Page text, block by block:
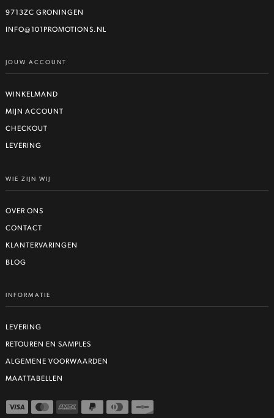
9713ZC GRONINGEN
INFO@101PROMOTIONS.NL
JOUW ACCOUNT
WINKELMAND
MIJN ACCOUNT
CHECKOUT
LEVERING
WIE ZIJN WIJ
OVER ONS
CONTACT
KLANTERVARINGEN
BLOG
INFORMATIE
LEVERING
RETOUREN EN SAMPLES
ALGEMENE VOORWAARDEN
MAATTABELLEN